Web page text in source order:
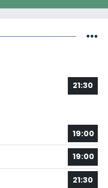
21:30
19:00
19:00
21:30